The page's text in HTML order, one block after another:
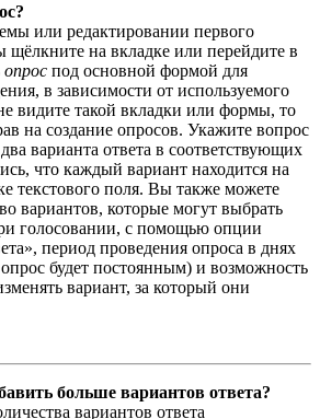
или редактировании первого
щёлкните на вкладке или перейдите в
под основной формой для
в зависимости от используемого
видите такой вкладки или формы, то
на создание опросов. Укажите вопрос
варианта ответа в соответствующих
что каждый вариант находится на
текстового поля. Вы также можете
вариантов, которые могут выбрать
голосовании, с помощью опции
период проведения опроса в днях
опрос будет постоянным) и возможность
вариант, за который они
больше вариантов ответа?
вариантов ответа